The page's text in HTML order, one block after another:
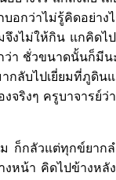
อกว่าไม่รู้คิดอย่าง
งไม่ให้กิน แกคิดไ
ว่า ชั่วขนาดนั้นก็มี
กลับไปเยี่ยมที่ภูดิ
จริงๆ ครูบาจารย์
ก็กลัวแต่ทุกข์ยาก
หน้า คิดไปข้างหลั